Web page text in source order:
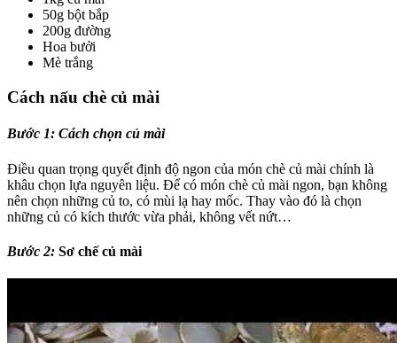
50g bột bắp
200g đường
Hoa bưởi
Mè trắng
Cách nấu chè củ mài
Bước 1: Cách chọn củ mài
Điều quan trọng quyết định độ ngon của món chè củ mài chính là
khâu chọn lựa nguyên liệu. Để có món chè củ mài ngon, bạn không
nên chọn những củ to, có mùi lạ hay mốc. Thay vào đó là chọn
những củ có kích thước vừa phải, không vết nứt…
Bước 2: Sơ chế củ mài